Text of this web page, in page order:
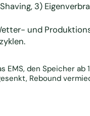
3)
und
EMS, den Speicher ab
Rebound